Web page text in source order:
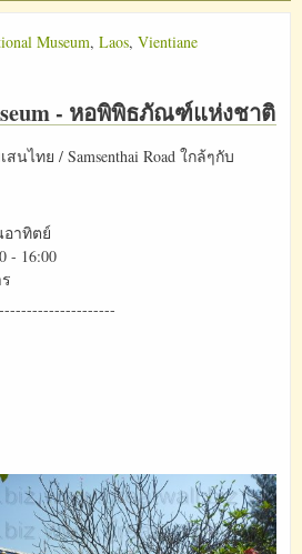
Museum Laos Vientiane
- หอพิพิธภัณฑ์แห่งชาติ
นไทย / Samsenthai Road ใกล้ๆกับ
าทิตย์
- 16:00